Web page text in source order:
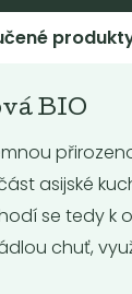
Rýže
short
79Kč
BIO
asijské
se tedy k
chuť,